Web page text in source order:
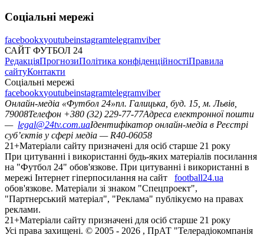
Соціальні мережі
facebookxyoutubeinstagramtelegramviber
САЙТ ФУТБОЛ 24
РедакціяПрогнозиПолітика конфіденційностіПравила
сайтуКонтакти
Соціальні мережі
facebookxyoutubeinstagramtelegramviber
Онлайн-медіа «Футбол 24»пл. Галицька, буд. 15, м. Львів,
79008Телефон +380 (32) 229-77-77Адреса електронної пошти
— legal@24tv.com.uaІдентифікатор онлайн-медіа в Реєстрі
суб’єктів у сфері медіа — R40-06058
21+Матеріали сайту призначені для осіб старше 21 року
При цитуванні і використанні будь-яких матеріалів посилання
на "Футбол 24" обов'язкове. При цитуванні і використанні в
мережі Інтернет гіперпосилання на сайт
football24.ua
обов'язкове. Матеріали зі знаком "Спецпроект",
"Партнерський матеріал", "Реклама" публікуємо на правах
реклами.
21+Матеріали сайту призначені для осіб старше 21 року
Усi права захищенi. © 2005 - 2026 , ПрАТ "Телерадіокомпанія